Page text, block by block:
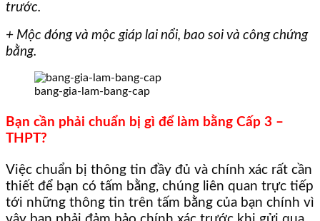
trước.
+ Mộc đóng và mộc giáp lai nổi, bao soi và công chứng
bằng.
bang-gia-lam-bang-cap
Bạn cần phải chuẩn bị gì để làm bằng Cấp 3 –
THPT?
Việc chuẩn bị thông tin đầy đủ và chính xác rất cần
thiết để bạn có tấm bằng, chúng liên quan trực tiếp
tới những thông tin trên tấm bằng của bạn chính vì